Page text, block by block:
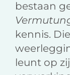
bestaan
kennis.
leunt op